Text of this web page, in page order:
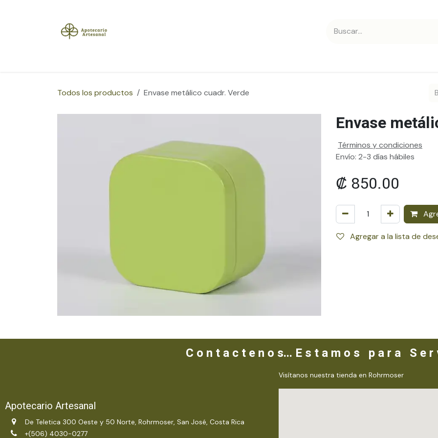
Todos los productos Envase metálico cuadr. Verde
Envase
₡ 850.00
Agregar a la lista de
Términos y condiciones
Envío: 2-3 días hábiles
C o n t a c t e n o s... E s t a m o s p a r a S e r
Apotecario Artesanal
De Teletica 300 Oeste y 50 Norte, Rohrmoser, San José, Costa Rica
+(506) 4030-0277
Visítanos nuestra tienda en Rohrmoser